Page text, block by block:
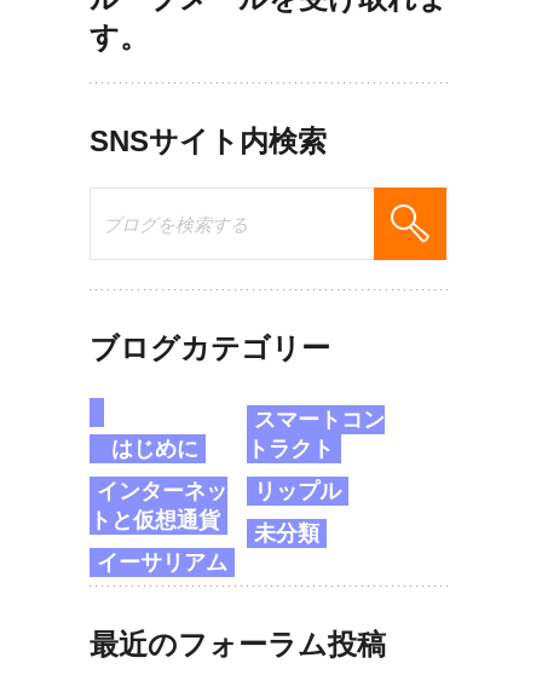
す。
SNSサイト内検索
ブログカテゴリー
はじめに
インターネッ
トと仮想通貨
イーサリアム
スマートコン
トラクト
リップル
未分類
最近のフォーラム投稿